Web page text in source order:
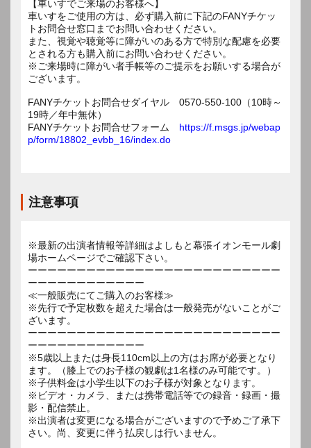
【車いすでご来場のお客様へ】
車いすをご使用の方は、必ず購入前に下記のFANYチケッ
トお問合せ窓口までお問い合わせください。
また、視覚や聴覚等に障がいのある方で特別な配慮を必要
とされる方も購入前にお問い合わせください。
※ご来場時に障がい者手帳等のご提示をお願いする場合が
ございます。
FANYチケットお問合せダイヤル 0570-550-100（10時～
19時／年中無休）
FANYチケットお問合せフォーム https://f.msgs.jp/webap
p/form/18802_evbb_16/index.do
注意事項
※最新の出演者情報等詳細はよしもと幕張イオンモール劇
場ホームページでご確認下さい。
ーーーーーーーーーーーーーーーーーーーーーーーーーー
ーーーーーーーーーーーー
≪一般販売にてご購入のお客様≫
※先行で予定枚数を超えた場合は一般発売がないことがご
ざいます。
ーーーーーーーーーーーーーーーーーーーーーーーーーー
ーーーーーーーーーーーー
※5歳以上または身長110cm以上の方はお席が必要となり
ます。（膝上でのお子様の観劇は1名様のみ可能です。）
※子供料金は小学生以下のお子様が対象となります。
※ビデオ・カメラ、または携帯電話等での録音・録画・撮
影・配信禁止。
※出演者は変更になる場合がございますので予めご了承下
さい。尚、変更に伴う払戻しは行いません。